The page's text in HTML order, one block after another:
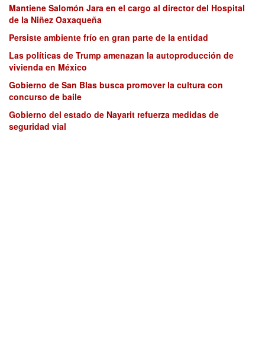
Mantiene Salomón Jara en el cargo al director del Hospital
de la Niñez Oaxaqueña
Persiste ambiente frío en gran parte de la entidad
Las políticas de Trump amenazan la autoproducción de
vivienda en México
Gobierno de San Blas busca promover la cultura con
concurso de baile
Gobierno del estado de Nayarit refuerza medidas de
seguridad vial